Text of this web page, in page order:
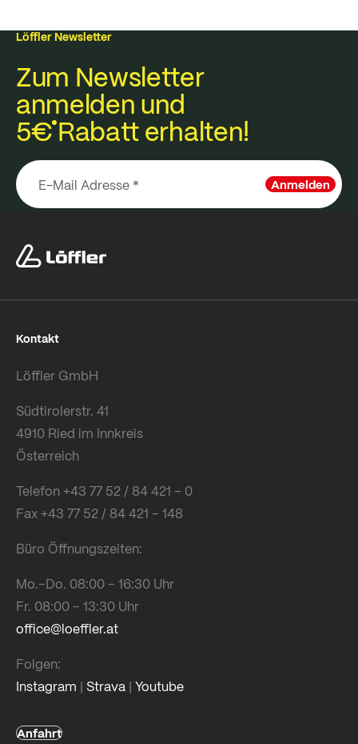
Löffler Newsletter
Zum Newsletter
anmelden und
5€Rabatt erhalten!
Anmelden
Kontakt
Löffler GmbH
Südtirolerstr. 41
4910 Ried im Innkreis
Österreich
Telefon +43 77 52 / 84 421 – 0
Fax +43 77 52 / 84 421 – 148
Büro Öffnungszeiten:
Mo.–Do. 08:00 – 16:30 Uhr
Fr. 08:00 – 13:30 Uhr
office@loeffler.at
Folgen:
Instagram | Strava | Youtube
Anfahrt